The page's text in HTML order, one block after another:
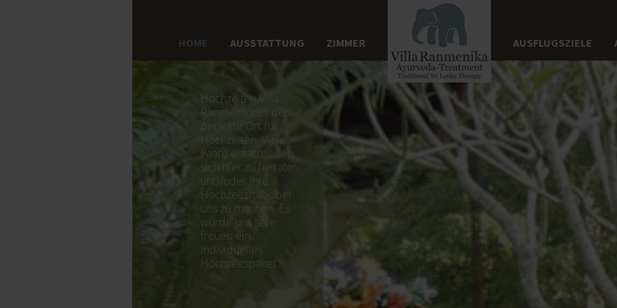
HOME AUSSTATTUNG ZIMMER AUSFLUGSZIELE
Hochzeiten Villa
Ranmenika ist der
perfekte Ort für
Hochzeiten. Viele
Paare entschließen
sich hier zu heiraten
und/oder ihre
Hochzeitsfotos bei
uns zu machen. Es
würde uns sehr
freuen ein
individuelles
Hochzeitspaket